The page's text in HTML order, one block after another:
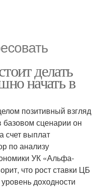
делать
начать в
позитивный взгляд
сценарии он
счет выплат
по анализу
УК «Альфа-
что рост ставки ЦБ
доходности